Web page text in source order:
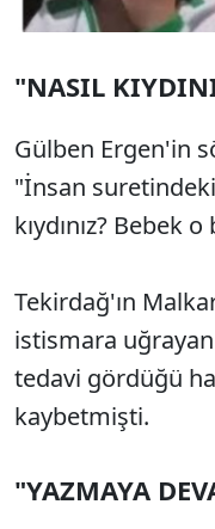
"NASIL
Gülben Ergen'in
"İnsan suretindeki
kıydınız? Bebek
Tekirdağ'ın
istismara uğrayan
tedavi gördüğü
kaybetmişti.
"YAZMAYA